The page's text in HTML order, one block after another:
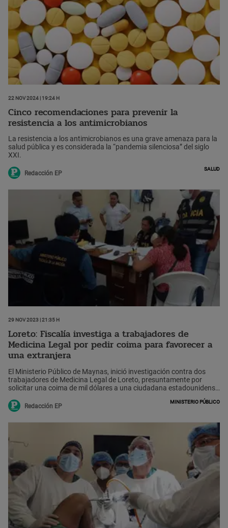
22 Nov 2024 | 19:24 h
Cinco recomendaciones para prevenir la
resistencia a los antimicrobianos
La resistencia a los antimicrobianos es una grave amenaza para la
salud pública y es considerada la “pandemia silenciosa” del siglo
XXI.
Redacción EP
Salud
29 Nov 2023 | 21:35 h
Loreto: Fiscalía investiga a trabajadores de
Medicina Legal por pedir coima para favorecer a
una extranjera
El Ministerio Público de Maynas, inició investigación contra dos
trabajadores de Medicina Legal de Loreto, presuntamente por
solicitar una coima de mil dólares a una ciudadana estadounidense
Redacción EP
Ministerio Público